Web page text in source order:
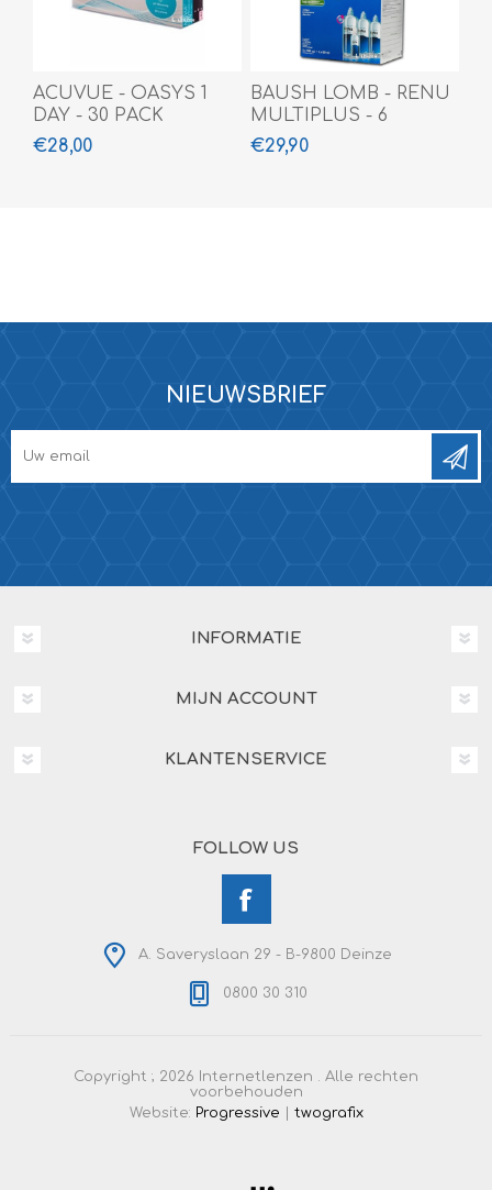
ACUVUE - OASYS 1
DAY - 30 PACK
€28,00
BAUSH LOMB - RENU
MULTIPLUS - 6
MAAND (3x360ml+60ml)
€29,90
NIEUWSBRIEF
INFORMATIE
MIJN ACCOUNT
KLANTENSERVICE
FOLLOW US
A. Saveryslaan 29 - B-9800 Deinze
0800 30 310
Copyright ; 2026 Internetlenzen . Alle rechten
voorbehouden
Website: Progressive twografix